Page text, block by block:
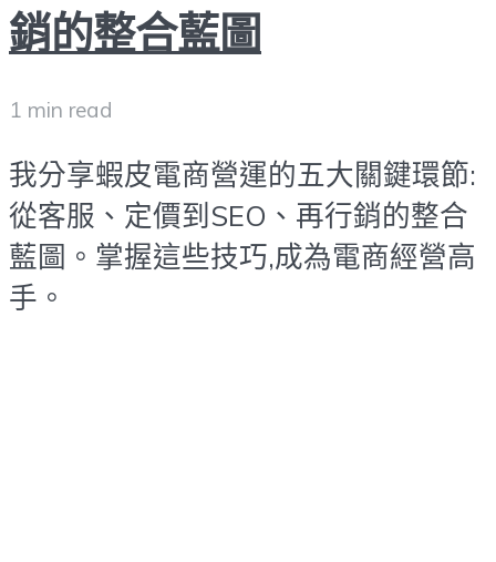
銷的整合藍圖
1 min read
我分享蝦皮電商營運的五大關鍵環節:
從客服、定價到SEO、再行銷的整合
藍圖。掌握這些技巧,成為電商經營高
手。